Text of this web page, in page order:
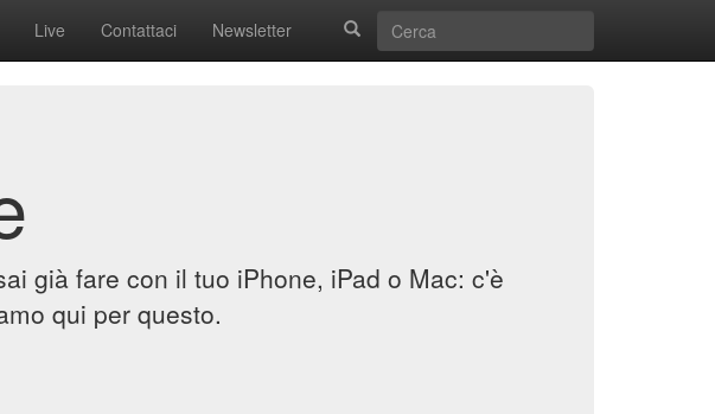
Live Contattaci Newsletter
già fare con il tuo iPhone, iPad o Mac: c'è
qui per questo.